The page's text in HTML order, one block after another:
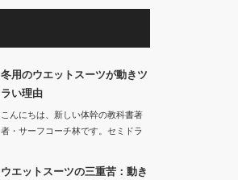
冬用のウエットスーツが動きツ
ラい理由
こんにちは、新しい体幹の教科書著
者・サーフコーチ林です。セミドラ
ウエットスーツの三重苦：動き